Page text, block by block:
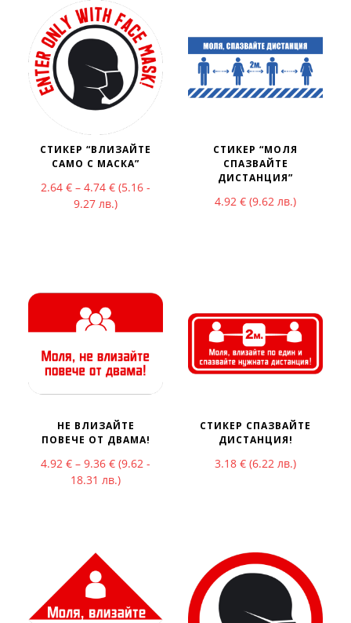
СТИКЕР “ВЛИЗАЙТЕ
САМО С МАСКА”
2.64 € – 4.74 €Price range: 2.64 € through 4.74 €
(5.16 -
9.27 лв.)
СТИКЕР “МОЛЯ
СПАЗВАЙТЕ
ДИСТАНЦИЯ”
4.92 € (9.62 лв.)
НЕ ВЛИЗАЙТЕ
ПОВЕЧЕ ОТ ДВАМА!
4.92 € – 9.36 €Price range: 4.92 € through 9.36 €
(9.62 -
18.31 лв.)
СТИКЕР СПАЗВАЙТЕ
ДИСТАНЦИЯ!
3.18 € (6.22 лв.)